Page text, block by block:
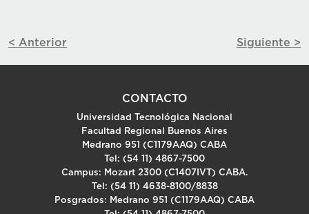
< Anterior Siguiente >
CONTACTO
Universidad Tecnológica Nacional
Facultad Regional Buenos Aires
Medrano 951 (C1179AAQ) CABA
Tel: (54 11) 4867-7500
Campus: Mozart 2300 (C1407IVT) CABA.
Tel: (54 11) 4638-8100/8838
Posgrados: Medrano 951 (C1179AAQ) CABA